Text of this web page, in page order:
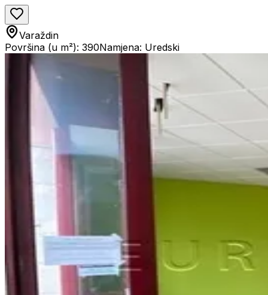
Varaždin
Površina (u m²): 390Namjena: Uredski